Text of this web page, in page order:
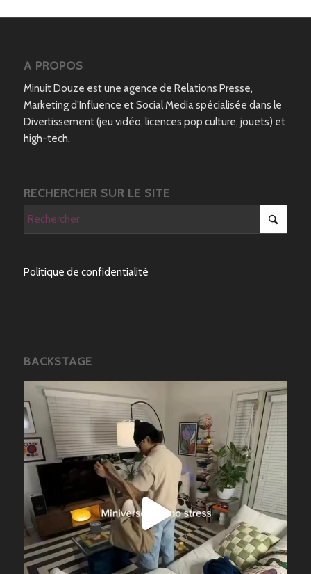
A PROPOS
Minuit Douze est une agence de Relations Presse,
Marketing d’Influence et Social Media spécialisée dans le
Divertissement (jeu vidéo, licences pop culture, jouets) et
high-tech.
RECHERCHER SUR LE SITE
Politique de confidentialité
BACKSTAGE